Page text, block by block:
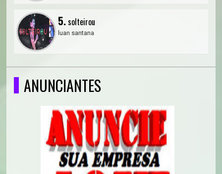
5.solteirou
luan santana
ANUNCIANTES